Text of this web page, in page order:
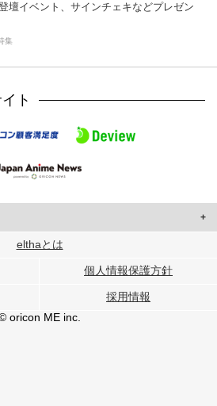
壇イベント、サインチェキなどプレゼン
集
ト
て、ユーザーに合わせたコンテンツや広告の
析の各パートナーに提供しています。
ーザーが各パートナーに提供した他の情報や、
ビスを使用したときに収集した他の情報を組み
elthaとは
個人情報保護方針
採用情報
oricon ME inc.